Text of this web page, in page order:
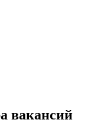
вакансий